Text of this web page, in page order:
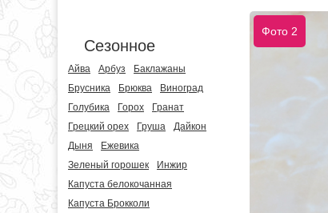
Сезонное
Айва Арбуз
Баклажаны
Брусника
Брюква
Виноград
Голубика
Горох
Гранат
Грецкий орех
Груша
Дайкон
Дыня
Ежевика
Зеленый горошек
Инжир
Капуста белокочанная
Капуста Брокколи
Фото 2